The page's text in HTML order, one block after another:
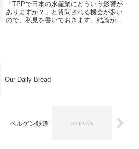
「TPPで日本の水産業にどういう影響が
ありますか？」と質問される機会が多い
ので、私見を書いておきます。結論から
Our Daily Bread
ベルゲン鉄道